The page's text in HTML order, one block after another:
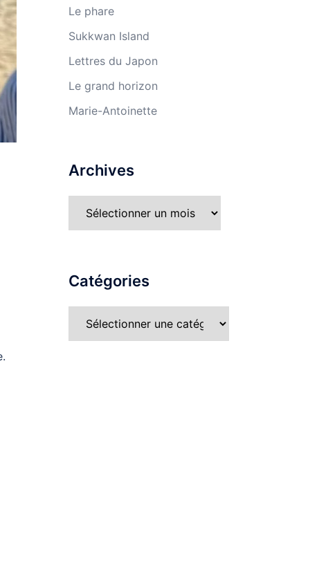
Le phare
Sukkwan Island
Lettres du Japon
Le grand horizon
Marie-Antoinette
Archives
Catégories